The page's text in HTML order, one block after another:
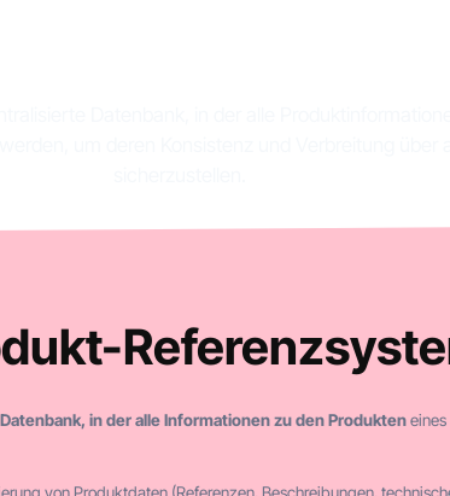
in der alle Informationen zu den Produkten